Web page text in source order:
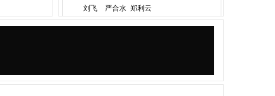
刘飞
严合水 郑利云
江山金纳福门业有限公司